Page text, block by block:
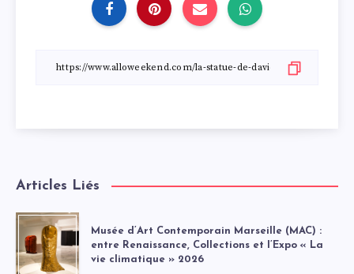
Articles Liés
Musée d’Art Contemporain Marseille (MAC) :
entre Renaissance, Collections et l’Expo « La
vie climatique » 2026